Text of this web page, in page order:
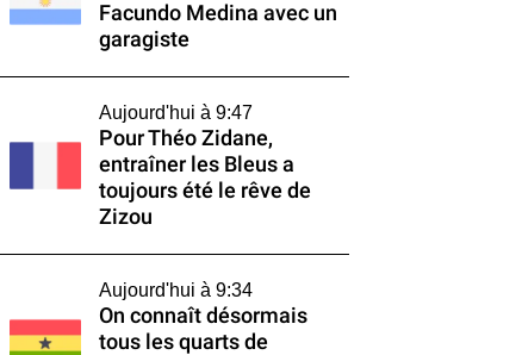
Facundo Medina avec un
garagiste
Aujourd'hui à 9:47
Pour Théo Zidane,
entraîner les Bleus a
toujours été le rêve de
Zizou
Aujourd'hui à 9:34
On connaît désormais
tous les quarts de